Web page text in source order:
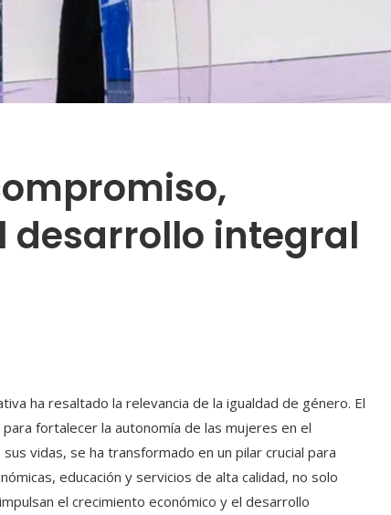
desarrollo integral
ha resaltado la relevancia de la igualdad de género. El
fortalecer la autonomía de las mujeres en el
vidas, se ha transformado en un pilar crucial para
educación y servicios de alta calidad, no solo
el crecimiento económico y el desarrollo